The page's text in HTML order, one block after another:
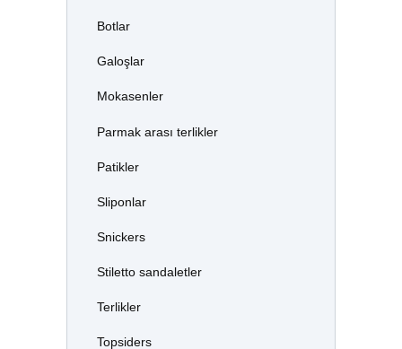
Botlar
Galoşlar
Mokasenler
Parmak arası terlikler
Patikler
Sliponlar
Snickers
Stiletto sandaletler
Terlikler
Topsiders